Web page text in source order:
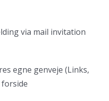
via mail invitation
egne genveje (Links,